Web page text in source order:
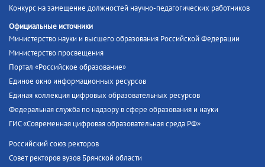
Конкурс на замещение должностей научно-педагогических работников
Официальные источники
Министерство науки и высшего образования Российской Федерации
Министерство просвещения
Портал «Российское образование»
Единое окно информационных ресурсов
Единая коллекция цифровых образовательных ресурсов
Федеральная служба по надзору в сфере образования и науки
ГИС «Современная цифровая образовательная среда РФ»
Российский союз ректоров
Совет ректоров вузов Брянской области